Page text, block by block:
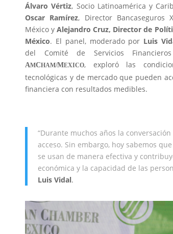
Álvaro Vértiz, Socio Latinoamérica y
Oscar Ramírez, Director Bancaseguros
México yAlejandro Cruz, Director de
México. El panel, moderado por Luis
del Comité de Servicios
AMCHAM/MEXICO, exploró las
tecnológicas y de mercado que pueden
financiera con resultados medibles.
“Durante muchos años la
acceso. Sin embargo, hoy sabemos
se usan de manera efectiva y
económica y la capacidad de las
Luis Vidal.